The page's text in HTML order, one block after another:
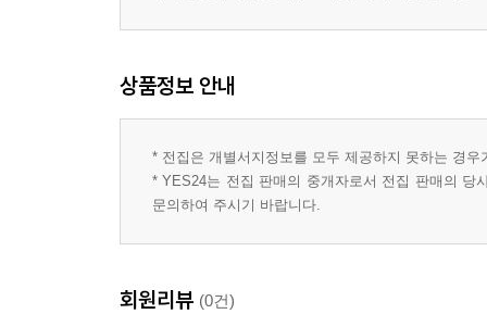
상품정보 안내
* 전집은 개별서지정보를 모두 제공하지 못하는 경
* YES24는 전집 판매의 중개자로서 전집 판매의 당
문의하여 주시기 바랍니다.
회원리뷰 (0건)